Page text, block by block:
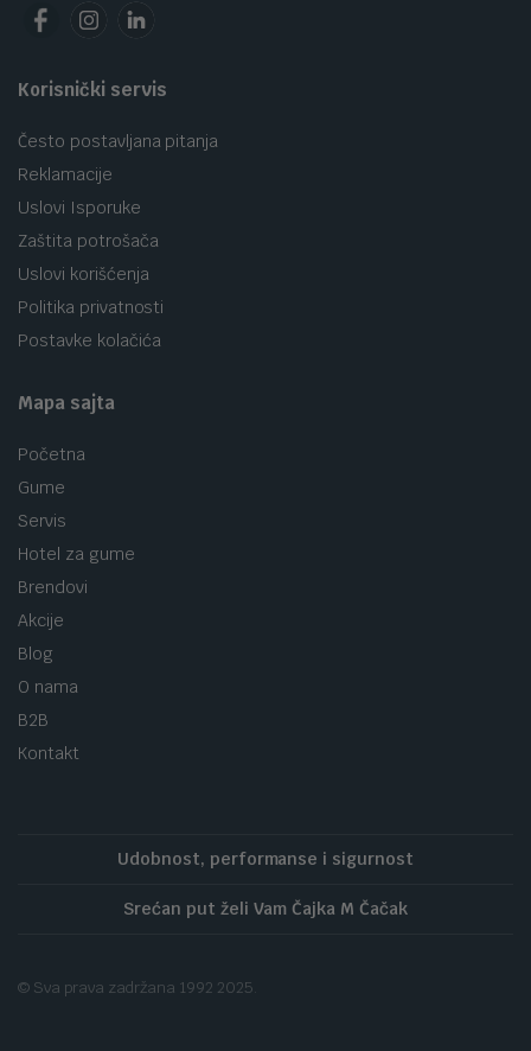
Korisnički servis
Često postavljana pitanja
Reklamacije
Uslovi Isporuke
Zaštita potrošača
Uslovi korišćenja
Politika privatnosti
Postavke kolačića
Mapa sajta
Početna
Gume
Servis
Hotel za gume
Brendovi
Akcije
Blog
O nama
B2B
Kontakt
Udobnost, performanse i sigurnost
Srećan put želi Vam Čajka M Čačak
© Sva prava zadržana 1992 2025.